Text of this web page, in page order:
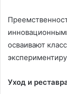
осваивают
Уход и